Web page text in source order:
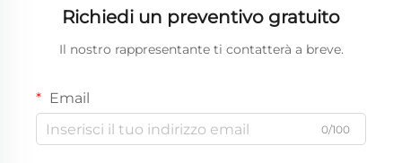
Richiedi un preventivo gratuito
Il nostro rappresentante ti contatterà a breve.
Email
0/100